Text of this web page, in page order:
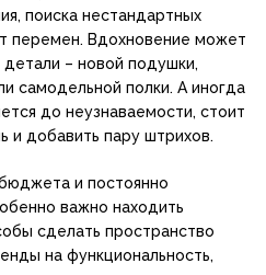
поиска нестандартных
перемен. Вдохновение может
– новой подушки,
самодельной полки. А иногда
до неузнаваемости, стоит
и добавить пару штрихов.
и постоянно
важно находить
сделать пространство
на функциональность,